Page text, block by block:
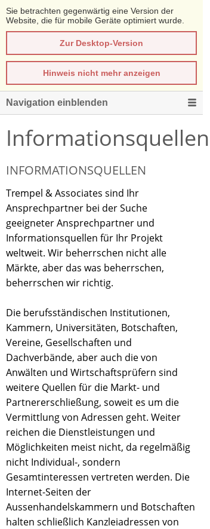
Sie betrachten gegenwärtig eine Version der
Website, die für mobile Geräte optimiert wurde.
Zur Desktop-Version
Hinweis nicht mehr anzeigen
Navigation einblenden
Informationsquellen
INFORMATIONSQUELLEN
Trempel & Associates sind Ihr
Ansprechpartner bei der Suche
geeigneter Ansprechpartner und
Informationsquellen für Ihr Projekt
weltweit. Wir beherrschen nicht alle
Märkte, aber das was beherrschen,
beherrschen wir richtig.
Die berufsständischen Institutionen,
Kammern, Universitäten, Botschaften,
Vereine, Gesellschaften und
Dachverbände, aber auch die von
Anwälten und Wirtschaftsprüfern sind
weitere Quellen für die Markt- und
Partnererschließung, soweit es um die
Vermittlung von Adressen geht. Weiter
reichen die Dienstleistungen und
Möglichkeiten meist nicht, da regelmäßig
nicht Individual-, sondern
Gesamtinteressen vertreten werden. Die
Internet-Seiten der
Aussenhandelskammern und Botschaften
halten schließlich Kanzleiadressen von